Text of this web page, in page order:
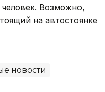
Возможно,
на автостоянке
новости